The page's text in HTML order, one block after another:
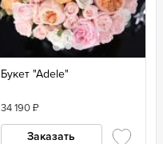
Букет "Adele"
34 190₽
Заказать